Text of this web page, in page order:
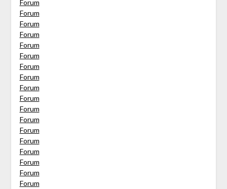
Forum
Forum
Forum
Forum
Forum
Forum
Forum
Forum
Forum
Forum
Forum
Forum
Forum
Forum
Forum
Forum
Forum
Forum